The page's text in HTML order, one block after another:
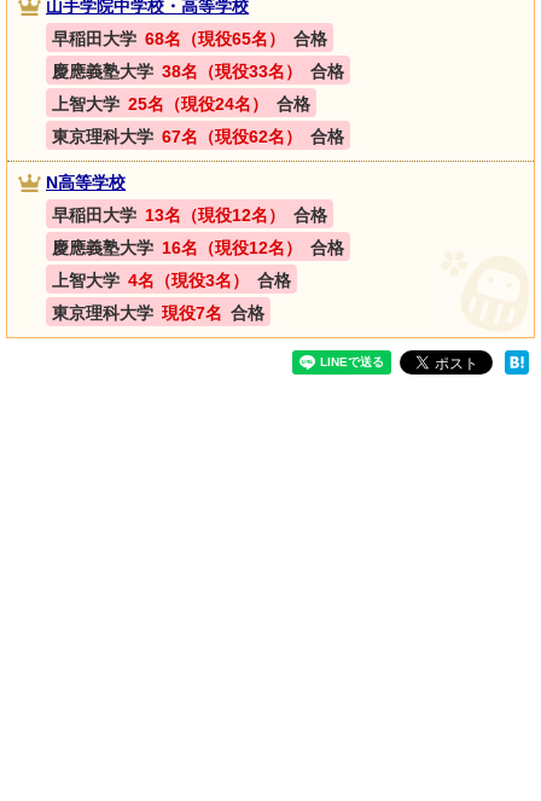
山手学院中学校・高等学校
早稲田大学 68名（現役65名）
合格
慶應義塾大学 38名（現役33名）
合格
上智大学 25名（現役24名）
合格
東京理科大学 67名（現役62名） 合格
N高等学校
早稲田大学 13名（現役12名）
合格
慶應義塾大学 16名（現役12名）
合格
上智大学 4名（現役3名）
合格
東京理科大学 現役7名 合格